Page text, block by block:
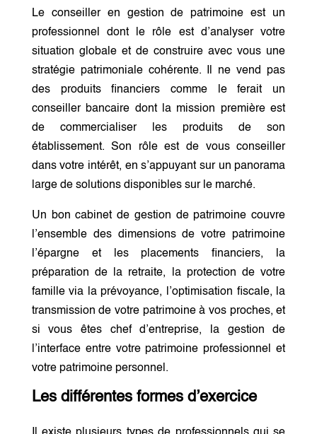
Le conseiller en gestion de patrimoine est un
professionnel dont le rôle est d’analyser votre
situation globale et de construire avec vous une
stratégie patrimoniale cohérente. Il ne vend pas
des produits financiers comme le ferait un
conseiller bancaire dont la mission première est
de commercialiser les produits de son
établissement. Son rôle est de vous conseiller
dans votre intérêt, en s’appuyant sur un panorama
large de solutions disponibles sur le marché.
Un bon cabinet de gestion de patrimoine couvre
l’ensemble des dimensions de votre patrimoine
l’épargne et les placements financiers, la
préparation de la retraite, la protection de votre
famille via la prévoyance, l’optimisation fiscale, la
transmission de votre patrimoine à vos proches, et
si vous êtes chef d’entreprise, la gestion de
l’interface entre votre patrimoine professionnel et
votre patrimoine personnel.
Les différentes formes d’exercice